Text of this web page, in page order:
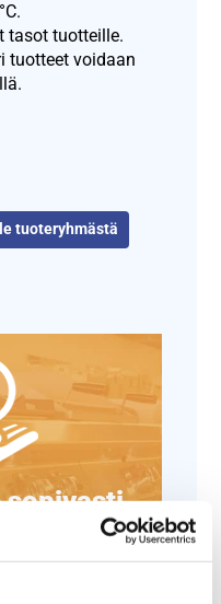
tasot tuotteille.
tuotteet voidaan
tuoteryhmästä
sopivasti